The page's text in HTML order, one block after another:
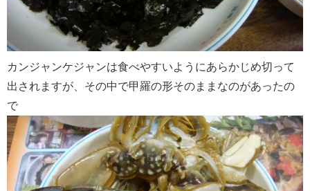
カンジャンケジャンは食べやすいようにあらかじめ切って
出されますが、その中で甲羅の形そのままなのがあったの
で